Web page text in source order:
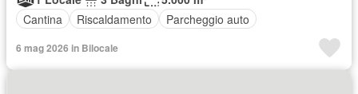
Cantina
Riscaldamento Parcheggio auto
6 mag 2026 in Bilocale